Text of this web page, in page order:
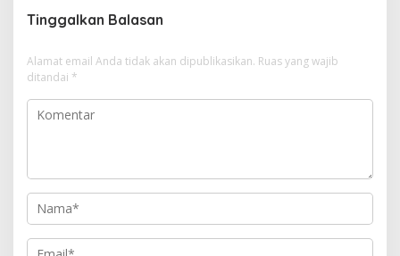
a
i
p
o
Tinggalkan Balasan
Alamat email Anda tidak akan dipublikasikan. Ruas yang wajib
ditandai *